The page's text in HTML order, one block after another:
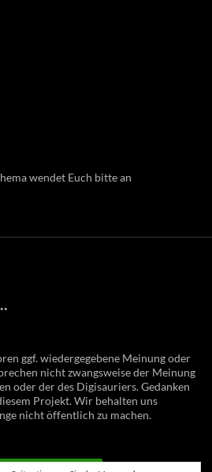
wendet Euch bitte an
ggf. wiedergegebene Meinung oder
nicht zwangsweise der Meinung
oder der des Digisauriers. Gedanken
Projekt. Wir behalten uns
nicht öffentlich zu machen.
WIDERRUFEN